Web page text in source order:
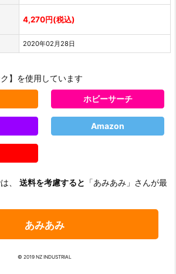
4,270円(税込)
2020年02月28日
】を使用しています
ホビーサーチ
Amazon
、 送料を考慮すると 「あみあみ」さんが最
あみあみ
© 2019 NZ INDUSTRIAL